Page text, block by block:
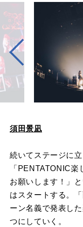
須田景凪
続いてステージに
「PENTATONIC楽
お願いします！」
はスタートする。
ーン名義で発表し
つにしていく。